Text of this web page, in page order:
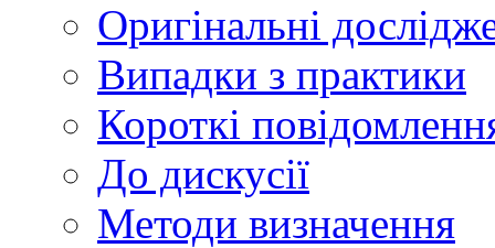
Оригінальні
Випадки з практики
Короткі
До дискусії
Методи визначення